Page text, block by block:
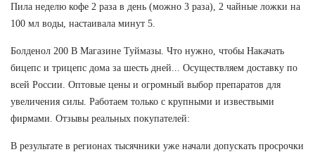
Пила неделю кофе 2 раза в день (можно 3 раза), 2 чайные ложки на
100 мл воды, настаивала минут 5.
Болденол 200 В Магазине Туймазы. Что нужно, чтобы Накачать
бицепс и трицепс дома за шесть дней... Осуществляем доставку по
всей России. Оптовые цены и огромный выбор препаратов для
увеличения силы. Работаем только с крупными и извествыми
фирмами. Отзывы реальных покупателей:
В результате в регионах тысячники уже начали допускать просрочки